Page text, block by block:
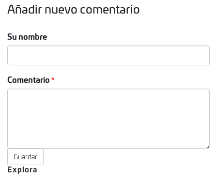
Añadir nuevo comentario
Su nombre
Comentario
Guardar
Explora